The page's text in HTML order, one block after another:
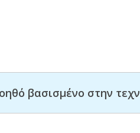
βασισμένο στην